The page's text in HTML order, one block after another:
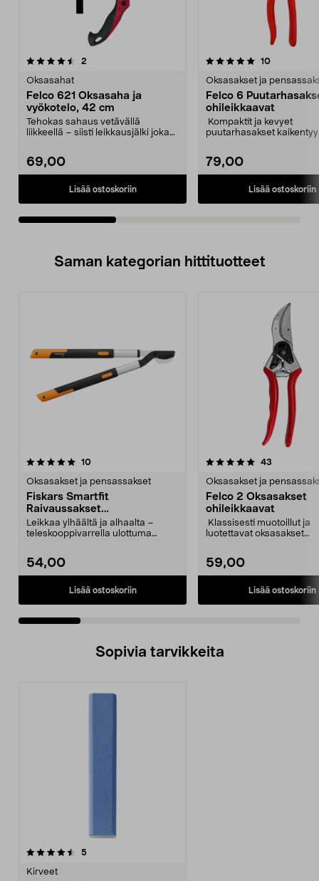
2
Oksasahat
Felco 621 Oksasaha ja
vyökotelo, 42 cm
Tehokas sahaus vetävällä
liikkeellä – siisti leikkausjälki joka
69,00
Lisää ostoskoriin
5.0viidestä
10arvostelut
Oksasakset ja
Felco 6
ohileikkaavat
Kompaktit ja kevyet
puutarhasakset
79,00
Lisää ostoskoriin
5.0viidestä
Saman kategorian hittituotteet
10arvostelut
Oksasakset ja pensassakset
Fiskars Smartfit
Raivaussakset
teleskooppivarsi L86
Leikkaa ylhäältä ja alhaalta –
teleskooppivarrella ulottuma
54,00
Lisää ostoskoriin
5.0 viidestä
43
Oksasakset ja
Felco 2 Oksasakset
ohileikkaavat
Klassisesti muotoillut ja
luotettavat oksasakset
59,00
Lisää ostoskoriin
4.5 viidestä
Sopivia tarvikkeita
5arvostelut
Kirveet